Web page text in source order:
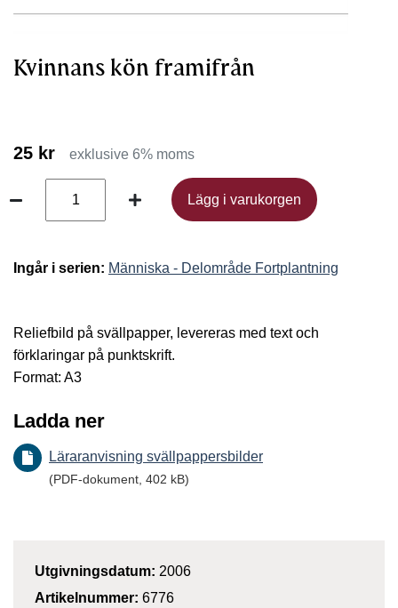
Kvinnans kön framifrån
25 kr exklusive 6% moms
Lägg i varukorgen
Lägg i varukorgen
Ingår i serien: Människa - Delområde Fortplantning
Reliefbild på svällpapper, levereras med text och
förklaringar på punktskrift.
Format: A3
Ladda ner
Läraranvisning svällpappersbilder
(PDF-dokument, 402 kB)
Utgivningsdatum: 2006
Artikelnummer: 6776